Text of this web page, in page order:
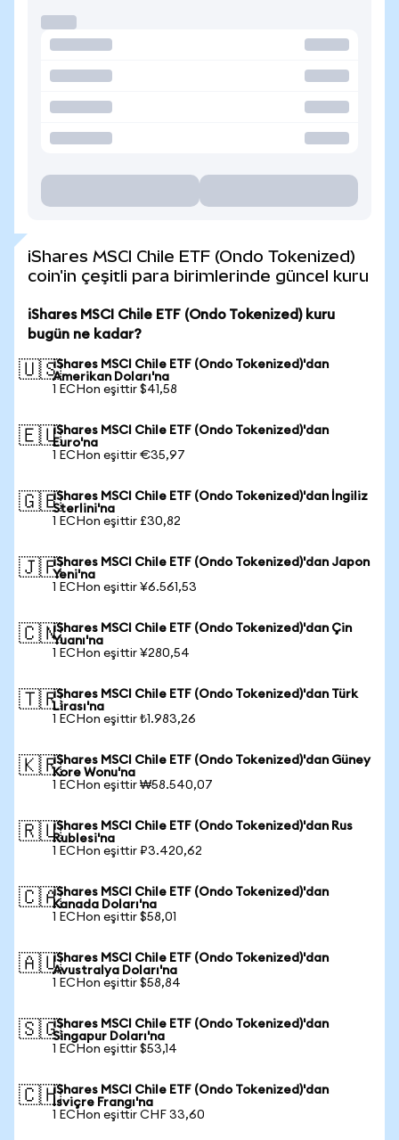
iShares MSCI Chile ETF (Ondo Tokenized)
coin'in çeşitli para birimlerinde güncel kuru
iShares MSCI Chile ETF (Ondo Tokenized) kuru
bugün ne kadar?
🇺🇸iShares MSCI Chile ETF (Ondo Tokenized)'dan
Amerikan Doları'na
1 ECHon eşittir $41,58
🇪🇺iShares MSCI Chile ETF (Ondo Tokenized)'dan
Euro'na
1 ECHon eşittir €35,97
🇬🇧iShares MSCI Chile ETF (Ondo Tokenized)'dan İngiliz
Sterlini'na
1 ECHon eşittir £30,82
🇯🇵iShares MSCI Chile ETF (Ondo Tokenized)'dan Japon
Yeni'na
1 ECHon eşittir ¥6.561,53
🇨🇳iShares MSCI Chile ETF (Ondo Tokenized)'dan Çin
Yuanı'na
1 ECHon eşittir ¥280,54
🇹🇷iShares MSCI Chile ETF (Ondo Tokenized)'dan Türk
Lirası'na
1 ECHon eşittir ₺1.983,26
🇰🇷iShares MSCI Chile ETF (Ondo Tokenized)'dan Güney
Kore Wonu'na
1 ECHon eşittir ₩58.540,07
🇷🇺iShares MSCI Chile ETF (Ondo Tokenized)'dan Rus
Rublesi'na
1 ECHon eşittir ₽3.420,62
🇨🇦iShares MSCI Chile ETF (Ondo Tokenized)'dan
Kanada Doları'na
1 ECHon eşittir $58,01
🇦🇺iShares MSCI Chile ETF (Ondo Tokenized)'dan
Avustralya Doları'na
1 ECHon eşittir $58,84
🇸🇬iShares MSCI Chile ETF (Ondo Tokenized)'dan
Singapur Doları'na
1 ECHon eşittir $53,14
🇨🇭iShares MSCI Chile ETF (Ondo Tokenized)'dan
İsviçre Frangı'na
1 ECHon eşittir CHF 33,60